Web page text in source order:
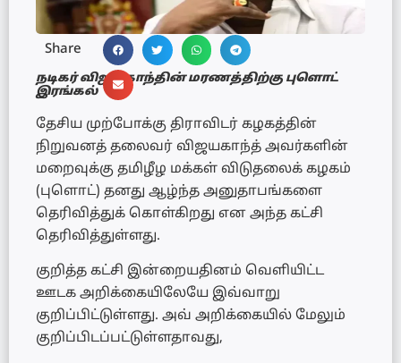
Share
நடிகர் விஜயகாந்தின் மரணத்திற்கு புளொட்
இரங்கல்
தேசிய முற்போக்கு திராவிடர் கழகத்தின்
நிறுவனத் தலைவர் விஜயகாந்த் அவர்களின்
மறைவுக்கு தமிழீழ மக்கள் விடுதலைக் கழகம்
(புளொட்) தனது ஆழ்ந்த அனுதாபங்களை
தெரிவித்துக் கொள்கிறது என அந்த கட்சி
தெரிவித்துள்ளது.
குறித்த கட்சி இன்றையதினம் வெளியிட்ட
ஊடக அறிக்கையிலேயே இவ்வாறு
குறிப்பிட்டுள்ளது. அவ் அறிக்கையில் மேலும்
குறிப்பிடப்பட்டுள்ளதாவது,